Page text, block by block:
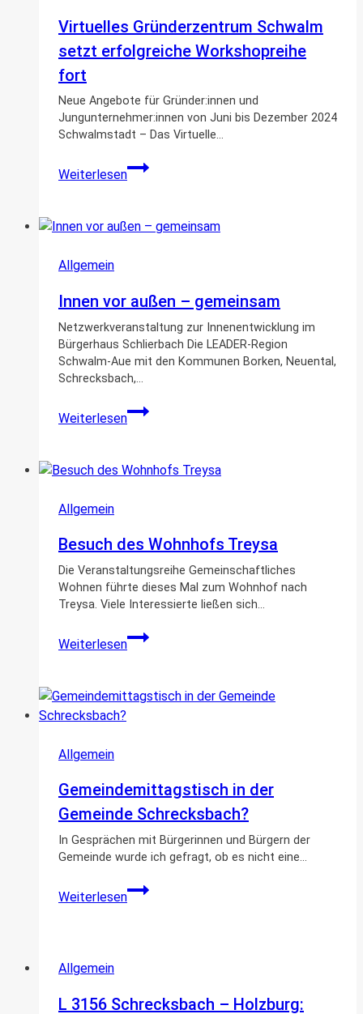
Virtuelles Gründerzentrum Schwalm
setzt erfolgreiche Workshopreihe
fort
Neue Angebote für Gründer:innen und
Jungunternehmer:innen von Juni bis Dezember 2024
Schwalmstadt – Das Virtuelle…
Weiterlesen
Virtuelles
Gründerzentrum
setzt
Allgemein
Innen vor außen – gemeinsam
Netzwerkveranstaltung zur Innenentwicklung im
Bürgerhaus Schlierbach Die LEADER-Region
Schwalm-Aue mit den Kommunen Borken, Neuental,
Schrecksbach,…
Weiterlesen
Innen
vor
–
Allgemein
Besuch des Wohnhofs Treysa
Die Veranstaltungsreihe Gemeinschaftliches
Wohnen führte dieses Mal zum Wohnhof nach
Treysa. Viele Interessierte ließen sich…
Weiterlesen
Besuch
des
Treysa
Allgemein
Gemeindemittagstisch in der
Gemeinde Schrecksbach?
In Gesprächen mit Bürgerinnen und Bürgern der
Gemeinde wurde ich gefragt, ob es nicht eine…
Weiterlesen
Gemeindemittagstisch
in
Allgemein
L 3156 Schrecksbach – Holzburg: